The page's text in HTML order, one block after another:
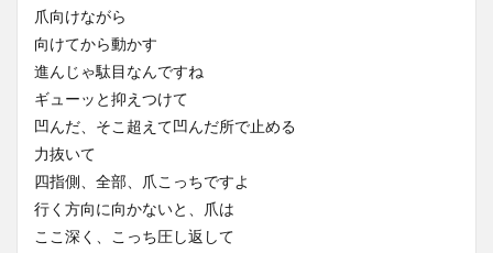
爪向けながら
向けてから動かす
進んじゃ駄目なんですね
ギューッと抑えつけて
凹んだ、そこ超えて凹んだ所で止める
力抜いて
四指側、全部、爪こっちですよ
行く方向に向かないと、爪は
ここ深く、こっち圧し返して